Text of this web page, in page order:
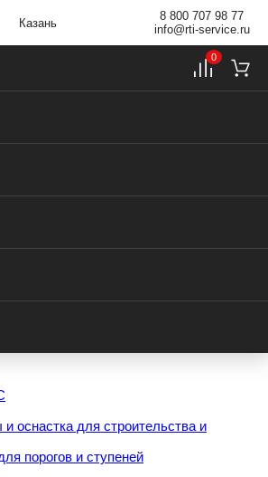
Казань
8 800 707 98 77
info@rti-service.ru
0
оснастка для строительства и
порогов и ступеней